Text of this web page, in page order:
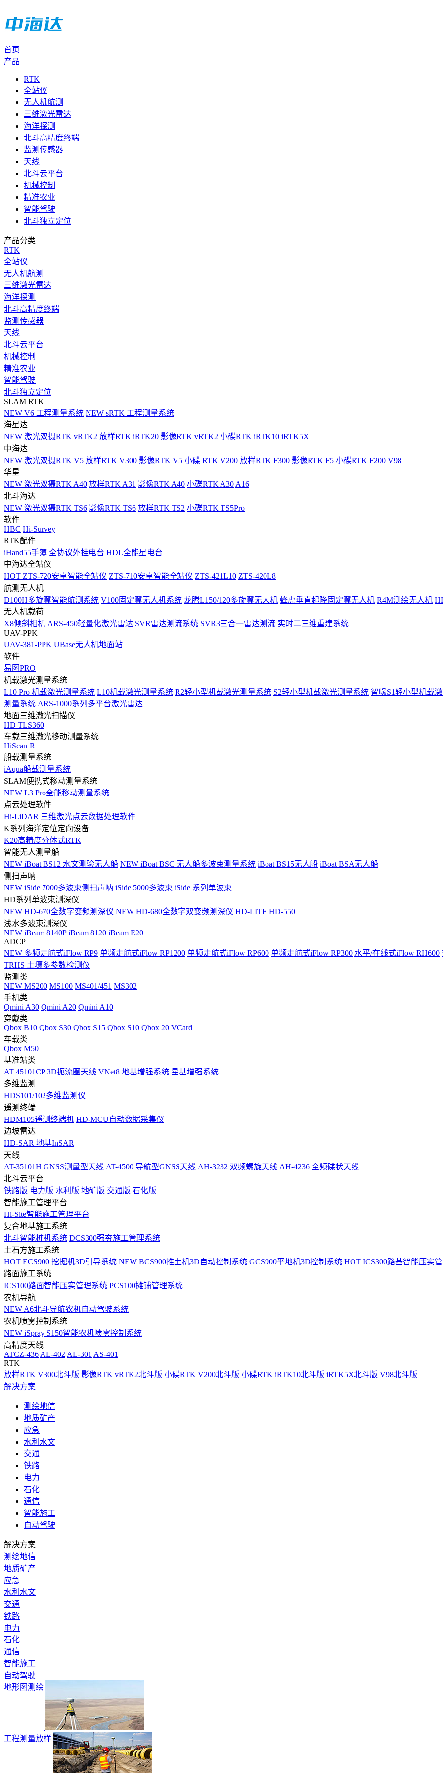
首页
产品
RTK
全站仪
无人机航测
三维激光雷达
海洋探测
北斗高精度终端
监测传感器
天线
北斗云平台
机械控制
精准农业
智能驾驶
北斗独立定位
产品分类
RTK
全站仪
无人机航测
三维激光雷达
海洋探测
北斗高精度终端
监测传感器
天线
北斗云平台
机械控制
精准农业
智能驾驶
北斗独立定位
SLAM RTK
NEW V6 工程测量系统 NEW sRTK 工程测量系统
海星达
NEW 激光双摄RTK vRTK2 放样RTK iRTK20 影像RTK vRTK2 小碟RTK iRTK10 iRTK5X
中海达
NEW 激光双摄RTK V5 放样RTK V300 影像RTK V5 小碟 RTK V200 放样RTK F300 影像RTK F5 小碟RTK F200 V98
华星
NEW 激光双摄RTK A40 放样RTK A31 影像RTK A40 小碟RTK A30 A16
北斗海达
NEW 激光双摄RTK TS6 影像RTK TS6 放样RTK TS2 小碟RTK TS5Pro
软件
HBC Hi-Survey
RTK配件
iHand55手簿 全协议外挂电台 HDL全能星电台
中海达全站仪
HOT ZTS-720安卓智能全站仪 ZTS-710安卓智能全站仪 ZTS-421L10 ZTS-420L8
航测无人机
D100H多旋翼智能航测系统 V100固定翼无人机系统 龙腾L150/120多旋翼无人机 蜂虎垂直起降固定翼无人机 R4M测绘无人机
无人机载荷
X8倾斜相机 ARS-450轻量化激光雷达 SVR雷达测流系统 SVR3三合一雷达测流 实时二三维重建系统
UAV-PPK
UAV-381-PPK UBase无人机地面站
软件
易图PRO
机载激光测量系统
L10 Pro 机载激光测量系统 L10机载激光测量系统 R2轻小型机载激光测量系统 S2轻小型机载激光测量系统 智喙S1轻小型机载
测量系统 ARS-1000系列多平台激光雷达
地面三维激光扫描仪
HD TLS360
车载三维激光移动测量系统
HiScan-R
船载测量系统
iAqua船载测量系统
SLAM便携式移动测量系统
NEW L3 Pro全能移动测量系统
点云处理软件
Hi-LiDAR 三维激光点云数据处理软件
K系列海洋定位定向设备
K20高精度分体式RTK
智能无人测量船
NEW iBoat BS12 水文测验无人船 NEW iBoat BSC 无人船多波束测量系统 iBoat BS15无人船 iBoat BSA无人船
侧扫声呐
NEW iSide 7000多波束侧扫声呐 iSide 5000多波束 iSide 系列单波束
HD系列单波束测深仪
NEW HD-670全数字变频测深仪 NEW HD-680全数字双变频测深仪 HD-LITE HD-550
浅水多波束测深仪
NEW iBeam 8140P iBeam 8120 iBeam E20
ADCP
NEW 多频走航式iFlow RP9 单频走航式iFlow RP1200 单频走航式iFlow RP600 单频走航式iFlow RP300 水平/在线式iFlow RH600
TRHS 土壤多参数检测仪
监测类
NEW MS200 MS100 MS401/451 MS302
手机类
Qmini A30 Qmini A20 Qmini A10
穿戴类
Qbox B10 Qbox S30 Qbox S15 Qbox S10 Qbox 20 VCard
车载类
Qbox M50
基准站类
AT-45101CP 3D扼流圈天线 VNet8 地基增强系统 星基增强系统
多维监测
HDS101/102多维监测仪
遥测终端
HDM105遥测终端机 HD-MCU自动数据采集仪
边坡雷达
HD-SAR 地基InSAR
天线
AT-35101H GNSS测量型天线 AT-4500 导航型GNSS天线 AH-3232 双频螺旋天线 AH-4236 全频碟状天线
北斗云平台
铁路版 电力版 水利版 地矿版 交通版 石化版
智能施工管理平台
Hi-Site智能施工管理平台
复合地基施工系统
北斗智能桩机系统 DCS300强夯施工管理系统
土石方施工系统
HOT ECS900 挖掘机3D引导系统 NEW BCS900推土机3D自动控制系统 GCS900平地机3D控制系统 HOT ICS300路基智能压实
路面施工系统
ICS100路面智能压实管理系统 PCS100摊铺管理系统
农机导航
NEW A6北斗导航农机自动驾驶系统
农机喷雾控制系统
NEW iSpray S150智能农机喷雾控制系统
高精度天线
ATCZ-436 AL-402 AL-301 AS-401
RTK
放样RTK V300北斗版 影像RTK vRTK2北斗版 小碟RTK V200北斗版 小碟RTK iRTK10北斗版 iRTK5X北斗版 V98北斗版
解决方案
测绘地信
地质矿产
应急
水利水文
交通
铁路
电力
石化
通信
智能施工
自动驾驶
解决方案
测绘地信
地质矿产
应急
水利水文
交通
铁路
电力
石化
通信
智能施工
自动驾驶
地形图测绘
工程测量放样